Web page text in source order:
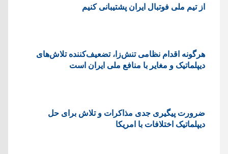
از تیم ملی فوتبال ایران پشتیبانی کنیم
هرگونه اقدام نظامی تنش‌زا، تضعیف‌کننده تلاش‌های
دیپلماتیک و مغایر با منافع ملی ایران است
ضرورت پیگیری جدی مذاکرات و تلاش برای حل
دیپلماتیک اختلافات با امریکا